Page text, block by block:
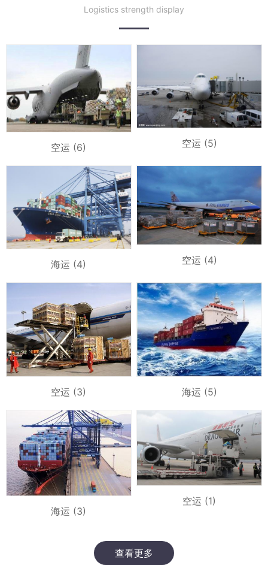
Logistics strength display
空运 (6) 空运 (5)
海运 (4) 空运 (4)
空运 (3) 海运 (5)
海运 (3)
空运 (1)
查看更多